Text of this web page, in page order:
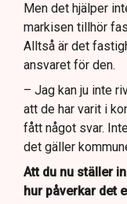
Men det hjälper
markisen tillhör
Alltså är det
ansvaret för den.
– Jag kan ju inte
att de har varit i
fått något svar.
det gäller
Att du nu ställer
hur påverkar det